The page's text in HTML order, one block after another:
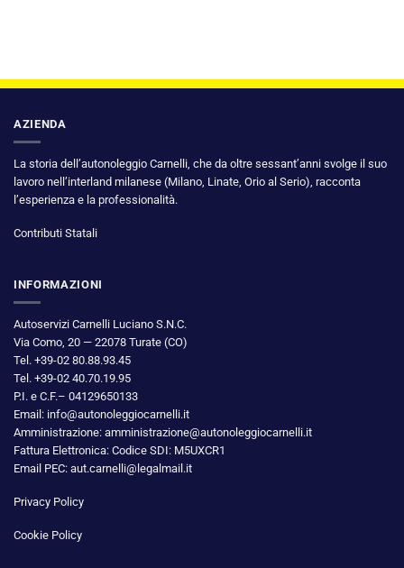
AZIENDA
La storia dell’autonoleggio Carnelli, che da oltre sessant’anni svolge il suo
lavoro nell’interland milanese (Milano, Linate, Orio al Serio), racconta
l’esperienza e la professionalità.
Contributi Statali
INFORMAZIONI
Autoservizi Carnelli Luciano S.N.C.
Via Como, 20 — 22078 Turate (CO)
Tel. +39-02 80.88.93.45
Tel. +39-02 40.70.19.95
P.I. e C.F.– 04129650133
Email: info@autonoleggiocarnelli.it
Amministrazione: amministrazione@autonoleggiocarnelli.it
Fattura Elettronica: Codice SDI: M5UXCR1
Email PEC: aut.carnelli@legalmail.it
Privacy Policy
Cookie Policy